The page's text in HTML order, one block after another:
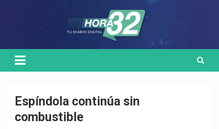
Espíndola continúa sin
combustible